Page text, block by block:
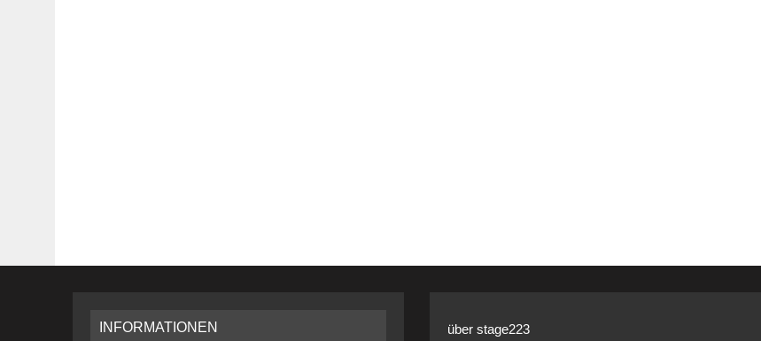
INFORMATIONEN über stage223